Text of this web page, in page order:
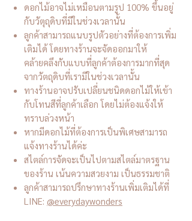
ดอกไม้อาจไม่เหมือนตามรูป 100% ขึ้นอยู่
กับวัตุถุดิบที่มีในช่วงเวลานั้น
ลูกค้าสามารถแนบรูปตัวอย่างที่ต้องการเพิ่ม
เติมได้ โดยทางร้านจะจัดออกมาให้
คล้ายคลึงกับแบบที่ลูกค้าต้องการมากที่สุด
จากวัตถุดิบที่เรามีในช่วงเวลานั้น
ทางร้านอาจปรับเปลี่ยนชนิดดอกไม้ให้เข้า
กับโทนสีที่ลูกค้าเลือก โดยไม่ต้องแจ้งให้
ทราบล่วงหน้า
หากมีดอกไม้ที่ต้องการเป็นพิเศษสามารถ
แจ้งทางร้านได้ค่ะ
สไตล์การจัดจะเป็นไปตามสไตล์มาตรฐาน
ของร้าน เน้นความสวยงาม เป็นธรรมชาติ
ลูกค้าสามารถปรึกษาทางร้านเพิ่มเติมได้ที่
LINE: @everydaywonders